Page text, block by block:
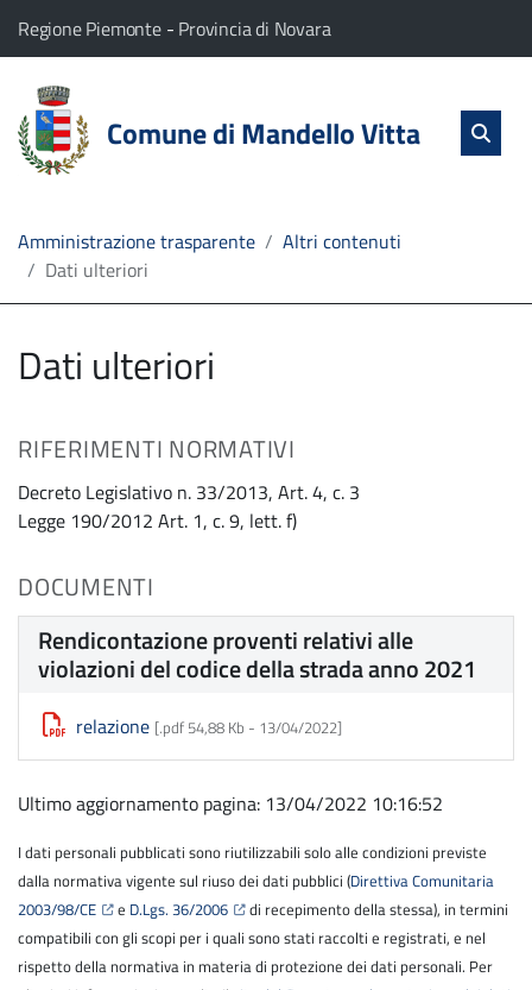
Home
Servizi
L'Amministrazione
Linea
diretta
Il comune di Mandello Vitta appartiene a:
Regione Piemonte (Apre il link in una nuova scheda)
- Provincia di Novara(Apre il link in una nuova
Comune di Mandello Vitta salta
Amministrazione trasparente
Altri contenuti
Dati ulteriori
Dati ulteriori
RIFERIMENTI NORMATIVI
Decreto Legislativo n. 33/2013, Art. 4, c. 3
Legge 190/2012 Art. 1, c. 9, lett. f)
DOCUMENTI
Rendicontazione proventi relativi alle
violazioni del codice della strada anno 2021
relazione [.pdf 54,88 Kb - 13/04/2022]
Ultimo aggiornamento pagina: 13/04/2022 10:16:52
I dati personali pubblicati sono riutilizzabili solo alle condizioni previste
dalla normativa vigente sul riuso dei dati pubblici (Direttiva Comunitaria
2003/98/CE
e D.Lgs. 36/2006
di recepimento della stessa), in termini
compatibili con gli scopi per i quali sono stati raccolti e registrati, e nel
rispetto della normativa in materia di protezione dei dati personali. Per